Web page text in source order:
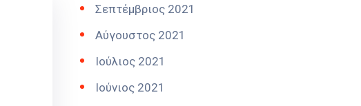
Σεπτέμβριος 2021
Αύγουστος 2021
Ιούλιος 2021
Ιούνιος 2021